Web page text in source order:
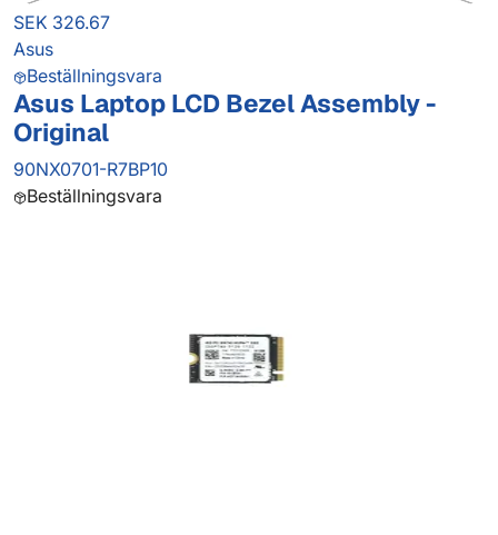
SEK 326.67
Asus
Beställningsvara
Asus Laptop LCD Bezel Assembly -
Original
90NX0701-R7BP10
Beställningsvara